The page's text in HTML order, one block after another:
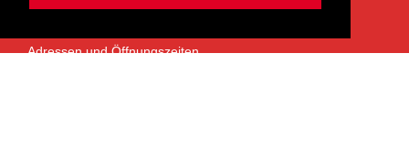
ÜBER UNS
Adressen und Öffnungszeiten